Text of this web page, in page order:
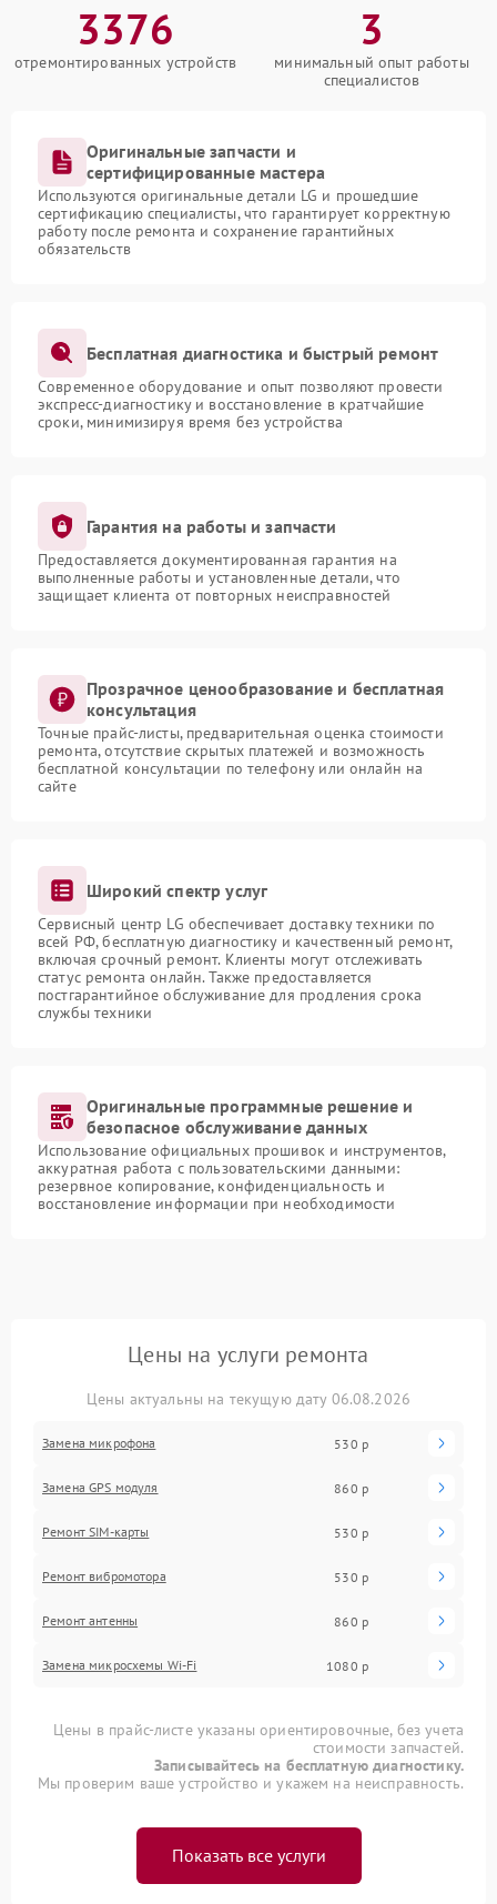
3376
отремонтированных устройств
3
минимальный опыт работы
специалистов
Оригинальные запчасти и
сертифицированные мастера
Используются оригинальные детали LG и прошедшие
сертификацию специалисты, что гарантирует корректную
работу после ремонта и сохранение гарантийных
обязательств
Бесплатная диагностика и быстрый ремонт
Современное оборудование и опыт позволяют провести
экспресс-диагностику и восстановление в кратчайшие
сроки, минимизируя время без устройства
Гарантия на работы и запчасти
Предоставляется документированная гарантия на
выполненные работы и установленные детали, что
защищает клиента от повторных неисправностей
Прозрачное ценообразование и бесплатная
консультация
Точные прайс-листы, предварительная оценка стоимости
ремонта, отсутствие скрытых платежей и возможность
бесплатной консультации по телефону или онлайн на
сайте
Широкий спектр услуг
Сервисный центр LG обеспечивает доставку техники по
всей РФ, бесплатную диагностику и качественный ремонт,
включая срочный ремонт. Клиенты могут отслеживать
статус ремонта онлайн. Также предоставляется
постгарантийное обслуживание для продления срока
службы техники
Оригинальные программные решение и
безопасное обслуживание данных
Использование официальных прошивок и инструментов,
аккуратная работа с пользовательскими данными:
резервное копирование, конфиденциальность и
восстановление информации при необходимости
Цены на услуги ремонта
Цены актуальны на текущую дату 06.08.2026
Замена микрофона 530 р
Замена GPS модуля 860 р
Ремонт SIM-карты 530 р
Ремонт вибромотора 530 р
Ремонт антенны 860 р
Замена микросхемы Wi-Fi 1080 р
Цены в прайс-листе указаны ориентировочные, без учета
стоимости запчастей.
Записывайтесь на бесплатную диагностику.
Мы проверим ваше устройство и укажем на неисправность.
Показать все услуги